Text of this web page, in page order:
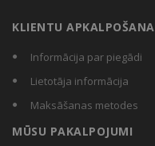
KLIENTU APKALPOŠANA
Informācija par piegādi
Lietotāja informācija
Maksāšanas metodes
MŪSU PAKALPOJUMI